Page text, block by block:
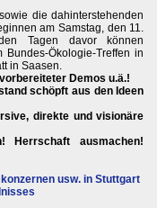
die dahinterstehenden
am Samstag, den 11.
Tagen davor können
Ökologie-Treffen in
in Saasen.
Demos u.ä.!
schöpft aus den Ideen
direkte und visionäre
Herrschaft ausmachen!
usw. in Stuttgart